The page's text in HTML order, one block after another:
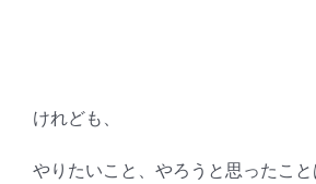
けれども、
やりたいこと、やろうと思ったこと